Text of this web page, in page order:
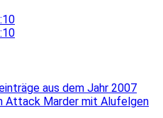
aus dem Jahr 2007
Attack Marder mit Alufelgen